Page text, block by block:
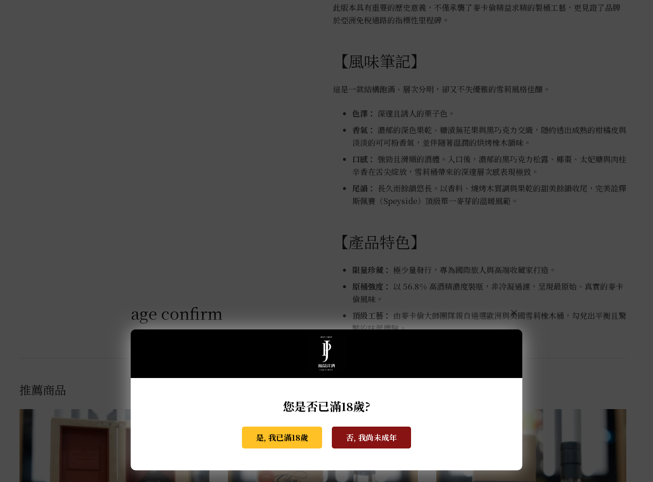
此版本具有重要的歷史意義，不僅承襲了麥卡倫精益求精的製桶工藝，更見證了品牌
於亞洲免稅通路的指標性里程碑。
【風味筆記】
這是一款結構飽滿、層次分明，卻又不失優雅的雪莉風格佳釀。
色澤： 深邃且誘人的栗子色。
香氣： 濃郁的深色果乾、糖漬無花果與黑巧克力交織，隱約透出成熟的柑橘皮與
淡淡的可可粉香氣，並伴隨著溫潤的烘烤橡木韻味。
口感： 強勁且滑順的酒體。入口後，濃郁的黑巧克力松露、椰棗、太妃糖與肉桂
辛香在舌尖綻放，雪莉桶帶來的深邃層次感表現極致。
尾韻： 長久而餘韻悠長。以香料、燒烤木質調與果乾的甜美餘韻收尾，完美詮釋
斯佩賽（Speyside）頂級單一麥芽的溫暖風範。
【產品特色】
限量珍藏： 極少量發行，專為國際旅人與高端收藏家打造。
原桶強度： 以 56.8% 高酒精濃度裝瓶，非冷凝過濾，呈現最原始、真實的麥卡
倫風味。
頂級工藝： 由麥卡倫大師團隊親自遴選歐洲與美國雪莉橡木桶，勾兌出平衡且驚
豔的味蕾體驗。
推薦商品
age confirm
您是否已滿18歲?
是, 我已滿18歲 否, 我尚未成年
×